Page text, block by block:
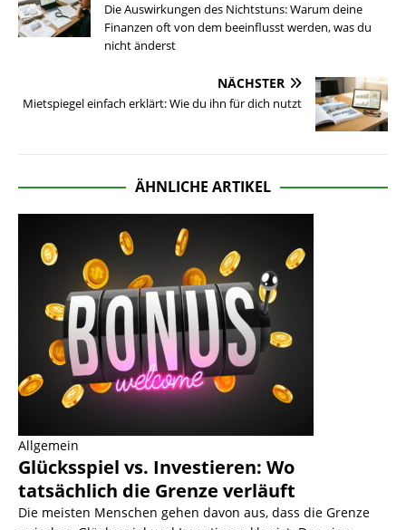
Die Auswirkungen des Nichtstuns: Warum deine
Finanzen oft von dem beeinflusst werden, was du
nicht änderst
NÄCHSTER
Mietspiegel einfach erklärt: Wie du ihn für dich nutzt
ÄHNLICHE ARTIKEL
Allgemein
Glücksspiel vs. Investieren: Wo
tatsächlich die Grenze verläuft
Die meisten Menschen gehen davon aus, dass die Grenze